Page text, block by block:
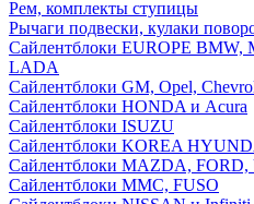
Рем, комплекты ступицы
Рычаги подвески, кулаки
Сайлентблоки EUROPE BMW,
LADA
Сайлентблоки GM, Opel,
Сайлентблоки HONDA и Acura
Сайлентблоки ISUZU
Сайлентблоки KOREA
Сайлентблоки MAZDA, FORD,
Сайлентблоки MMC, FUSO